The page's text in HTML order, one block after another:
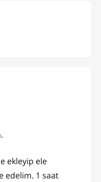
ekleyip ele
edelim. 1 saat